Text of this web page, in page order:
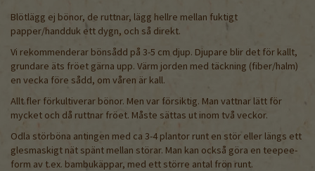
Blötlägg ej bönor, de ruttnar, lägg hellre mellan fuktigt
papper/handduk ett dygn, och så direkt.
Vi rekommenderar bönsådd på 3-5 cm djup. Djupare blir det för kallt,
grundare äts fröet gärna upp. Värm jorden med täckning (fiber/halm)
en vecka före sådd, om våren är kall.
Allt fler förkultiverar bönor. Men var försiktig. Man vattnar lätt för
mycket och då ruttnar fröet. Måste sättas ut inom två veckor.
Odla störböna antingen med ca 3-4 plantor runt en stör eller längs ett
glesmaskigt nät spänt mellan störar. Man kan också göra en teepee-
form av t.ex. bambukäppar, med ett större antal frön runt.